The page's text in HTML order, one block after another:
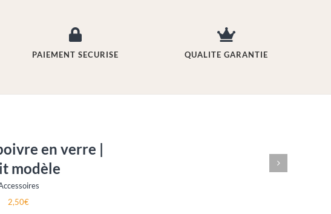
PAIEMENT SECURISE QUALITE GARANTIE
o
k
p
u
i
en verre |
modèle
2,50€